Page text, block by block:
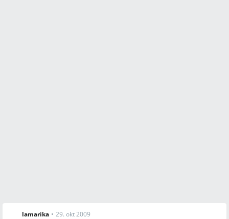
lamarika • 29. okt 2009